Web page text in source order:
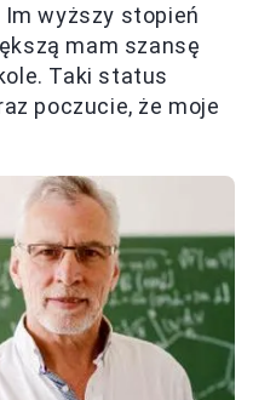
Im wyższy stopień
mam szansę
Taki status
poczucie, że moje